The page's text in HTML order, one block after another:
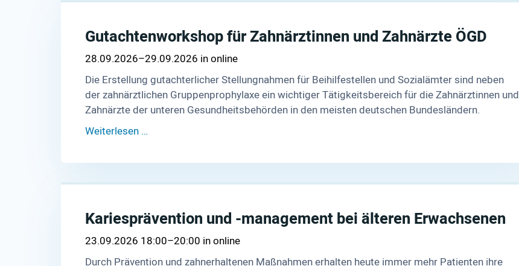
Gutachtenworkshop für Zahnärztinnen und Zahnärzte ÖGD
28.09.2026–29.09.2026
online
Die Erstellung gutachterlicher Stellungnahmen für Beihilfestellen und Sozialämter sind neben
der zahnärztlichen Gruppenprophylaxe ein wichtiger Tätigkeitsbereich für die Zahnärztinnen und
Zahnärzte der unteren Gesundheitsbehörden in den meisten deutschen Bundesländern.
Weiterlesen …
Kariesprävention und -management bei älteren Erwachsenen
23.09.2026 18:00–20:00
online
Durch Prävention und zahnerhaltenen Maßnahmen erhalten heute immer mehr Patienten ihre